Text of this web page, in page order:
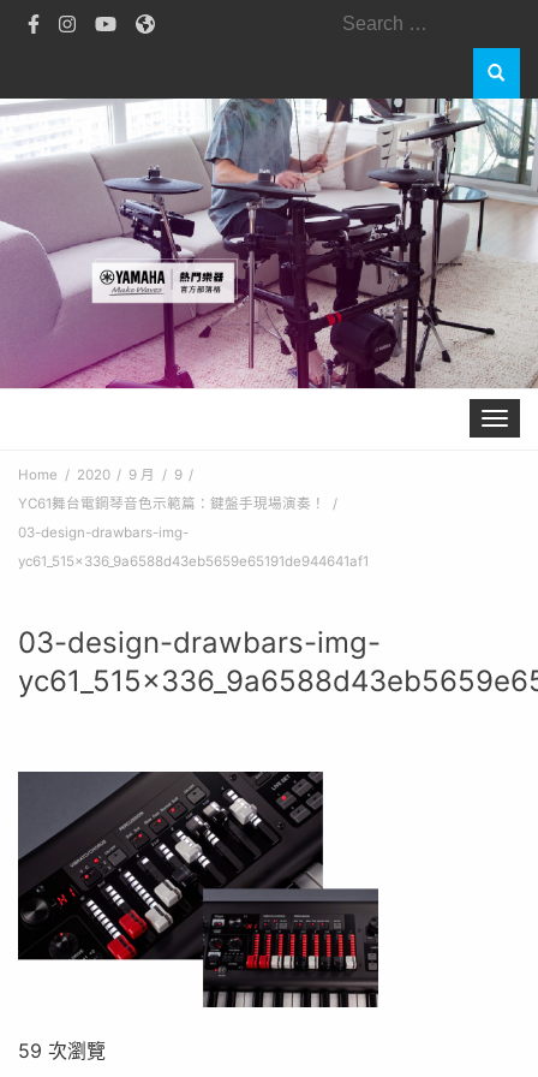
Search
Toggle
Home 2020 9 月
9
YC61舞台電鋼琴音色示範篇：鍵盤手現場演奏！
03-design-drawbars-img-
yc61_515x336_9a6588d43eb5659e65191de944641af1
03-design-drawbars-img-
59 次瀏覽